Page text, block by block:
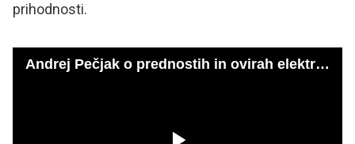
prihodnosti.
Andrej Pečjak o prednostih in ovirah elektromobilnosti